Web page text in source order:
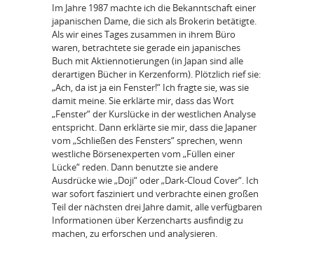
Im Jahre 1987 machte ich die Bekanntschaft einer
japanischen Dame, die sich als Brokerin betätigte.
Als wir eines Tages zusammen in ihrem Büro
waren, betrachtete sie gerade ein japanisches
Buch mit Aktiennotierungen (in Japan sind alle
derartigen Bücher in Kerzenform). Plötzlich rief sie:
„Ach, da ist ja ein Fenster!“ Ich fragte sie, was sie
damit meine. Sie erklärte mir, dass das Wort
„Fenster“ der Kurslücke in der westlichen Analyse
entspricht. Dann erklärte sie mir, dass die Japaner
vom „Schließen des Fensters“ sprechen, wenn
westliche Börsenexperten vom „Füllen einer
Lücke“ reden. Dann benutzte sie andere
Ausdrücke wie „Doji“ oder „Dark-Cloud Cover“. Ich
war sofort fasziniert und verbrachte einen großen
Teil der nächsten drei Jahre damit, alle verfügbaren
Informationen über Kerzencharts ausfindig zu
machen, zu erforschen und analysieren.